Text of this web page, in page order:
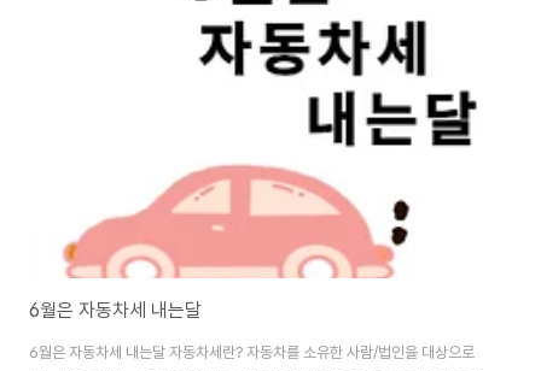
~ 9월30일 재산세 과세 대상 5가지 재산세 과세 대상은 5가지 입니다. 토지
주택건축물선박항공기를 과세 대상을포함하고 각 과세대상에 다라 세율을 다
르게 적용합니다. 대상별 납부시기 토지 - 9월16일~9월30일 건축물 - 7월1..
6월은 자동차세 내는달
6월은 자동차세 내는달 자동차세란? 자동차를 소유한 사람/법인을 대상으로